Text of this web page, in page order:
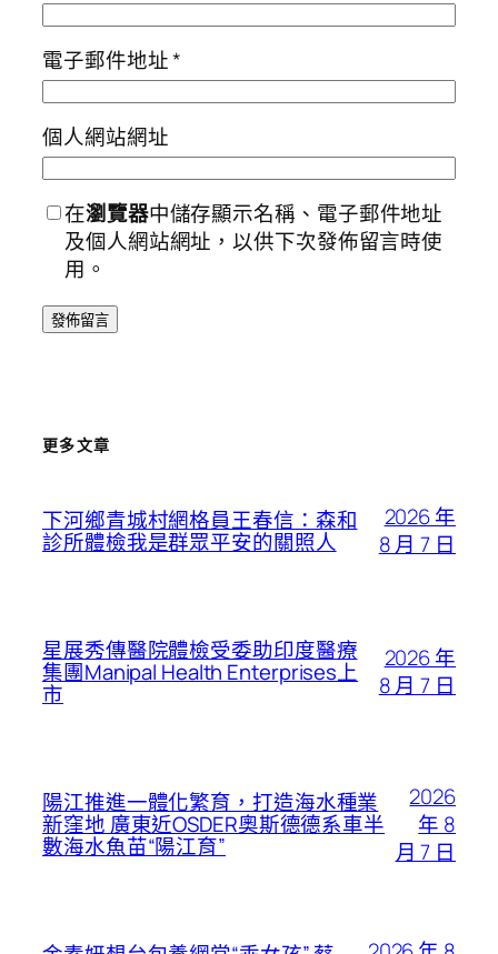
電子郵件地址*
個人網站網址
在瀏覽器中儲存顯示名稱、電子郵件地址
及個人網站網址，以供下次發佈留言時使
用。
更多文章
下河鄉青城村網格員王春信：森和
診所體檢我是群眾平安的關照人
2026 年
8 月 7 日
星展秀傳醫院體檢受委助印度醫療
集團Manipal Health Enterprises上
市
2026 年
8 月 7 日
陽江推進一體化繁育，打造海水種業
新窪地 廣東近OSDER奧斯德德系車半
數海水魚苗“陽江育”
2026
年 8
月 7 日